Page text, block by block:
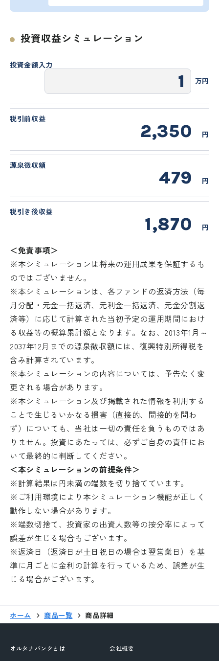
投資収益シミュレーション
投資金額入力
万円
税引前収益
2,350 円
源泉徴収額
479 円
税引き後収益
1,870 円
＜免責事項＞
※本シミュレーションは将来の運用成果を保証するも
のではございません。
※本シミュレーションは、各ファンドの返済方法（毎
月分配・元金一括返済、元利金一括返済、元金分割返
済等）に応じて計算された当初予定の運用期間におけ
る収益等の概算累計額となります。なお、2013年1月～
2037年12月までの源泉徴収額には、復興特別所得税を
含み計算されています。
※本シミュレーションの内容については、予告なく変
更される場合があります。
※本シミュレーション及び掲載された情報を利用する
ことで生じるいかなる損害（直接的、間接的を問わ
ず）についても、当社は一切の責任を負うものではあ
りません。投資にあたっては、必ずご自身の責任にお
いて最終的に判断してください。
＜本シミュレーションの前提条件＞
※計算結果は円未満の端数を切り捨てています。
※ご利用環境により本シミュレーション機能が正しく
動作しない場合があります。
※端数切捨て、投資家の出資人数等の按分率によって
誤差が生じる場合もございます。
※返済日（返済日が土日祝日の場合は翌営業日）を基
準に月ごとに金利の計算を行っているため、誤差が生
じる場合がございます。
ホーム 商品一覧 商品詳細
オルタナバンクとは 会社概要